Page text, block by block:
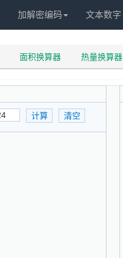
加解密编码 文本数字
面积换算器 热量换算器